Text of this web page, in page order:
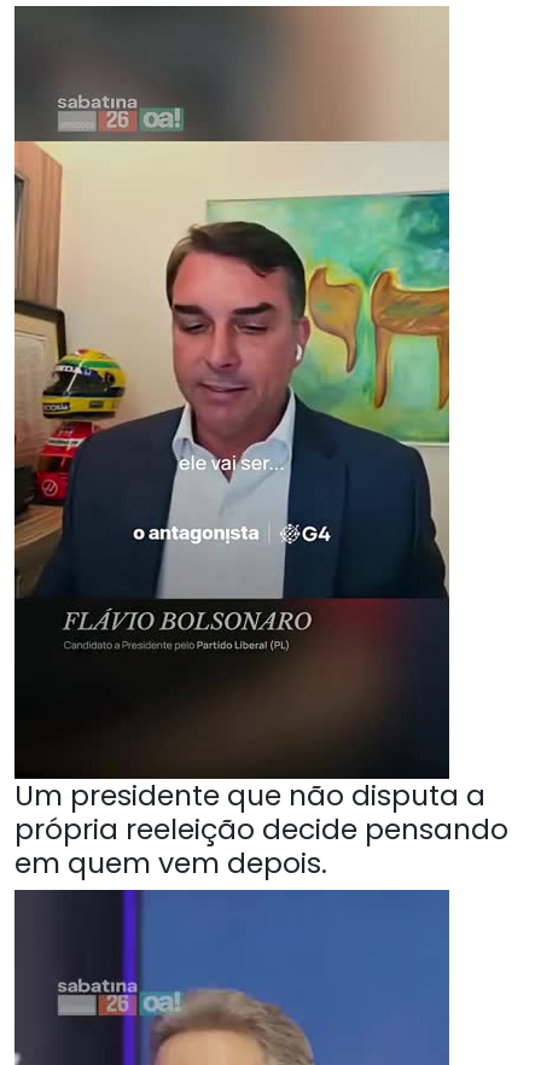
Um presidente que não disputa a
própria reeleição decide pensando
em quem vem depois.